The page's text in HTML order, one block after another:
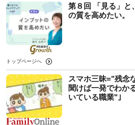
第８回 「見る」と
の質を高めたい。
トップページへ
スマホ三昧="残念
聞けば一発でわか
いている職業"｣